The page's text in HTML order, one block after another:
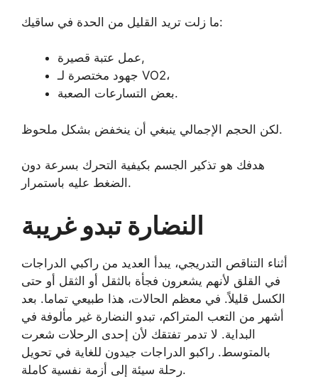
ما زلت تريد القليل من الحدة في ساقيك:
عمل عتبة قصيرة,
جهود مختصرة لـ VO2،
بعض التسارعات الصعبة.
لكن الحجم الإجمالي ينبغي أن ينخفض ​​بشكل ملحوظ.
هدفك هو تذكير الجسم بكيفية التحرك بسرعة دون
الضغط عليه باستمرار.
النضارة تبدو غريبة
أثناء التناقص التدريجي، يبدأ العديد من راكبي الدراجات
في القلق لأنهم يشعرون فجأة بالثقل أو الثقل أو حتى
الكسل قليلاً. في معظم الحالات، هذا طبيعي تماما. بعد
أشهر من التعب المتراكم، تبدو النضارة غير مألوفة في
البداية. لا تدمر تفتقك لأن إحدى الرحلات شعرت
بالمتوسط. راكبو الدراجات جيدون للغاية في تحويل
رحلة سيئة إلى أزمة نفسية كاملة.